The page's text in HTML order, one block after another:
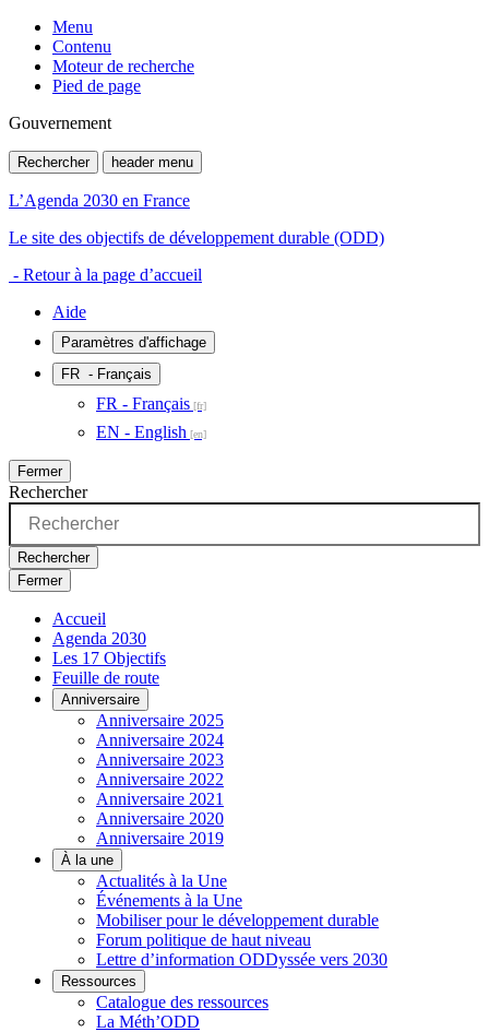
Menu
Contenu
Moteur de recherche
Pied de page
Gouvernement
Rechercher header menu
L’Agenda 2030 en France
Le site des objectifs de développement durable (ODD)
- Retour à la page d’accueil
Aide
Paramètres d'affichage
FR - Français
FR - Français
EN - English
Fermer
Rechercher
Rechercher
Fermer
Accueil
Agenda 2030
Les 17 Objectifs
Feuille de route
Anniversaire
Anniversaire 2025
Anniversaire 2024
Anniversaire 2023
Anniversaire 2022
Anniversaire 2021
Anniversaire 2020
Anniversaire 2019
À la une
Actualités à la Une
Événements à la Une
Mobiliser pour le développement durable
Forum politique de haut niveau
Lettre d’information ODDyssée vers 2030
Ressources
Catalogue des ressources
La Méth’ODD